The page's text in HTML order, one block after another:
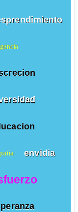
envidia